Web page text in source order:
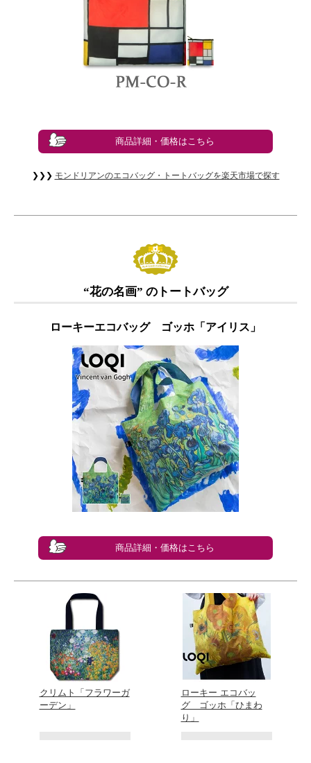
商品詳細・価格はこちら
❯❯❯ モンドリアンのエコバッグ・トートバッグを楽天市場で探す
“花の名画” のトートバッグ
ローキーエコバッグ ゴッホ「アイリス」
商品詳細・価格はこちら
クリムト「フラワーガ
ーデン」
ローキー エコバッ
グ ゴッホ「ひまわ
り」